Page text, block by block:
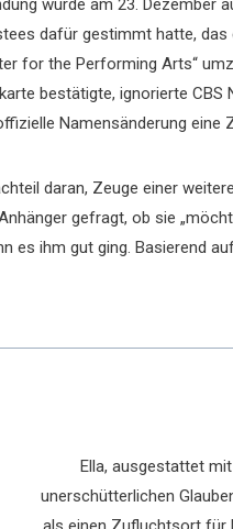
wurde am 23. Dezember
dafür gestimmt hatte, das
for the Performing Arts“
bestätigte, ignorierte
Namensänderung
daran, Zeuge einer
gefragt, ob sie
es ihm gut ging. Basierend
Ella, ausgestattet
unerschütterlichen